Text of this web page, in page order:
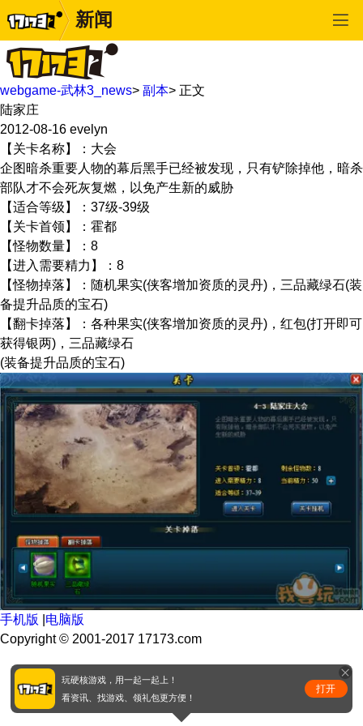
新闻
webgame-武林3_news> 副本> 正文
陆家庄
2012-08-16 evelyn
【关卡名称】：大会
企图暗杀重要人物的幕后黑手已经被发现，只有铲除掉他，暗杀
部队才不会死灰复燃，以免产生新的威胁
【适合等级】：37级-39级
【关卡首领】：霍都
【怪物数量】：8
【进入需要精力】：8
【怪物掉落】：随机果实(侠客增加资质的灵丹)，三品藏绿石(装
备提升品质的宝石)
【翻卡掉落】：各种果实(侠客增加资质的灵丹)，红包(打开即可
获得银两)，三品藏绿石
(装备提升品质的宝石)
手机版
电脑版
Copyright © 2001-2017 17173.com
玩硬核游戏，用一起一起上！
看资讯、找游戏、领礼包更方便！
打开